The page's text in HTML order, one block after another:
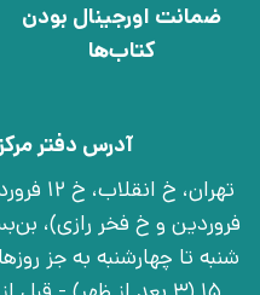
ضمانت اورجینال بودن
کتاب‌ها
آدرس دفتر